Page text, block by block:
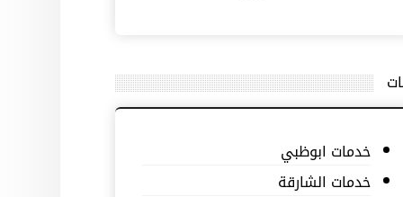
خدمات ابوظبي
خدمات الشارقة